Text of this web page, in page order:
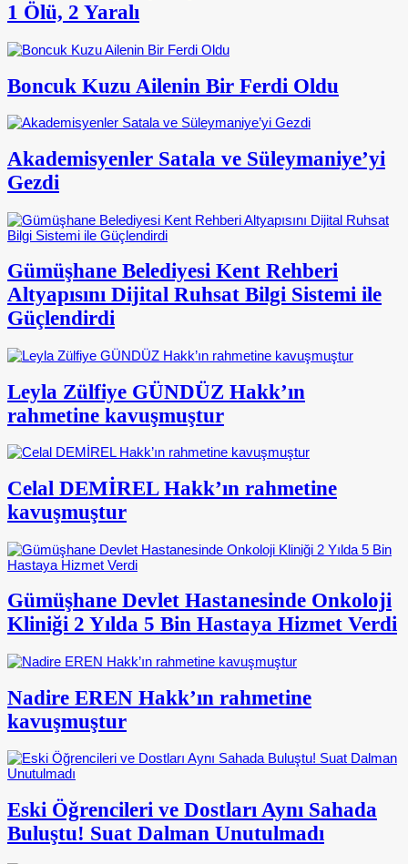
1 Ölü, 2 Yaralı
Boncuk Kuzu Ailenin Bir Ferdi Oldu
Akademisyenler Satala ve Süleymaniye’yi
Gezdi
Gümüşhane Belediyesi Kent Rehberi
Altyapısını Dijital Ruhsat Bilgi Sistemi ile
Güçlendirdi
Leyla Zülfiye GÜNDÜZ Hakk’ın
rahmetine kavuşmuştur
Celal DEMİREL Hakk’ın rahmetine
kavuşmuştur
Gümüşhane Devlet Hastanesinde Onkoloji
Kliniği 2 Yılda 5 Bin Hastaya Hizmet Verdi
Nadire EREN Hakk’ın rahmetine
kavuşmuştur
Eski Öğrencileri ve Dostları Aynı Sahada
Buluştu! Suat Dalman Unutulmadı